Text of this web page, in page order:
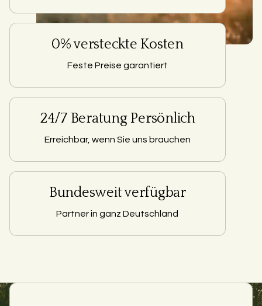
0% versteckte Kosten
Feste Preise garantiert
24/7 Beratung Persönlich
Erreichbar, wenn Sie uns brauchen
Bundesweit verfügbar
Partner in ganz Deutschland